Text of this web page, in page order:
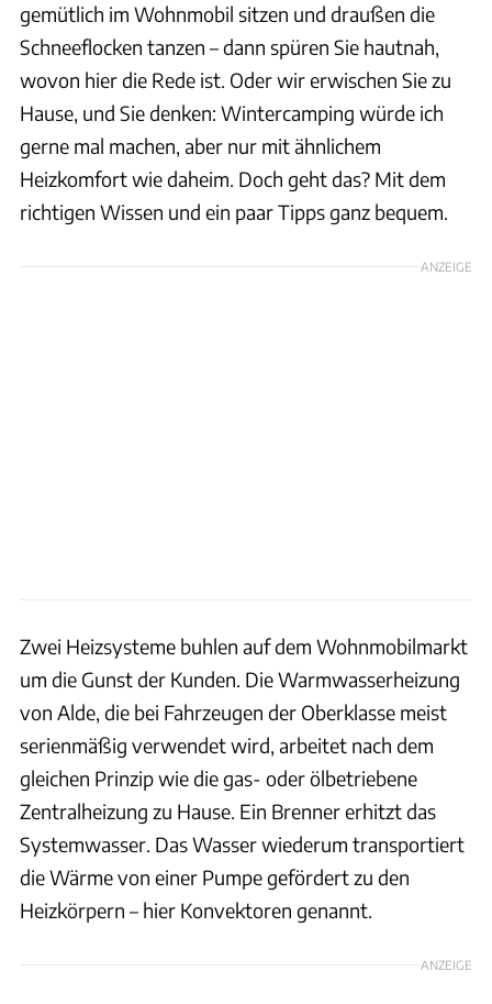
gemütlich im Wohnmobil sitzen und draußen die
Schneeflocken tanzen – dann spüren Sie hautnah,
wovon hier die Rede ist. Oder wir erwischen Sie zu
Hause, und Sie denken: Wintercamping würde ich
gerne mal machen, aber nur mit ähnlichem
Heizkomfort wie daheim. Doch geht das? Mit dem
richtigen Wissen und ein paar Tipps ganz bequem.
ANZEIGE
Zwei Heizsysteme buhlen auf dem Wohnmobilmarkt
um die Gunst der Kunden. Die Warmwasserheizung
von Alde, die bei Fahrzeugen der Oberklasse meist
serienmäßig verwendet wird, arbeitet nach dem
gleichen Prinzip wie die gas- oder ölbetriebene
Zentralheizung zu Hause. Ein Brenner erhitzt das
Systemwasser. Das Wasser wiederum transportiert
die Wärme von einer Pumpe gefördert zu den
Heizkörpern – hier Konvektoren genannt.
ANZEIGE